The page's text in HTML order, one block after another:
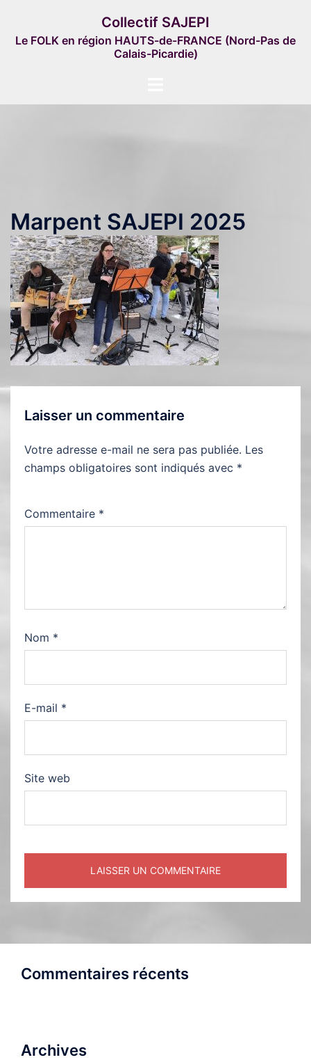
contenu
Collectif SAJEPI
Le FOLK en région HAUTS-de-FRANCE (Nord-Pas de
Calais-Picardie)
Marpent SAJEPI 2025
Laisser un commentaire
Votre adresse e-mail ne sera pas publiée. Les
champs obligatoires sont indiqués avec *
Commentaire *
Nom *
E-mail *
Site web
Commentaires récents
Archives